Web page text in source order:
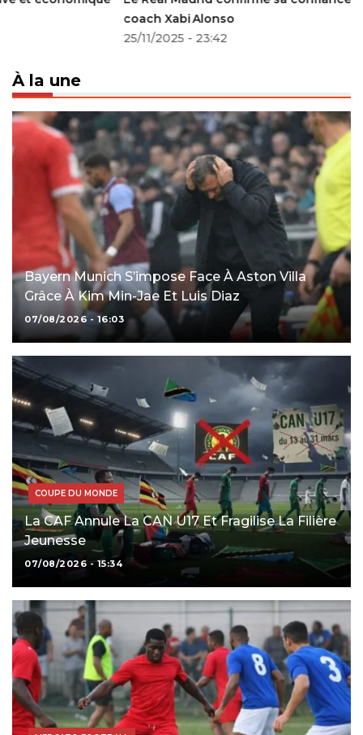
À la une
Bayern Munich S’impose Face À Aston Villa
Grâce À Kim Min-Jae Et Luis Diaz
07/08/2026 - 16:03
COUPE DU MONDE
La CAF Annule La CAN U17 Et Fragilise La Filière
Jeunesse
07/08/2026 - 15:34